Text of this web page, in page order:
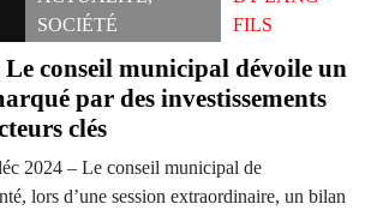
SOCIÉTÉ
FILS
conseil municipal dévoile un
par des investissements
clés
2024 – Le conseil municipal de
lors d’une session extraordinaire, un bilan